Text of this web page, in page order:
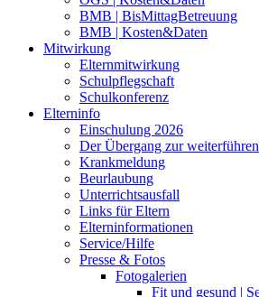
BMB | BisMittagBetreuung
BMB | Kosten&Daten
Mitwirkung
Elternmitwirkung
Schulpflegschaft
Schulkonferenz
Elterninfo
Einschulung 2026
Der Übergang zur
Krankmeldung
Beurlaubung
Unterrichtsausfall
Links für Eltern
Elterninformationen
Service/Hilfe
Presse & Fotos
Fotogalerien
Fit und gesund |